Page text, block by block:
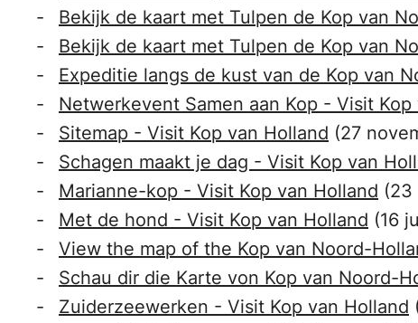
Bekijk de kaart met Tulpen de Kop van
Bekijk de kaart met Tulpen de Kop van
Expeditie langs de kust van de Kop van
Netwerkevent Samen aan Kop - Visit Kop
Sitemap - Visit Kop van Holland (27
Schagen maakt je dag - Visit Kop van
Marianne-kop - Visit Kop van Holland (23
Met de hond - Visit Kop van Holland (16
View the map of the Kop van Noord-
Schau dir die Karte von Kop van Noord-
Zuiderzeewerken - Visit Kop van Holland